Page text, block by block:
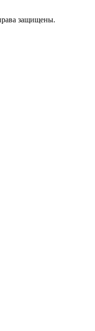
защищены.